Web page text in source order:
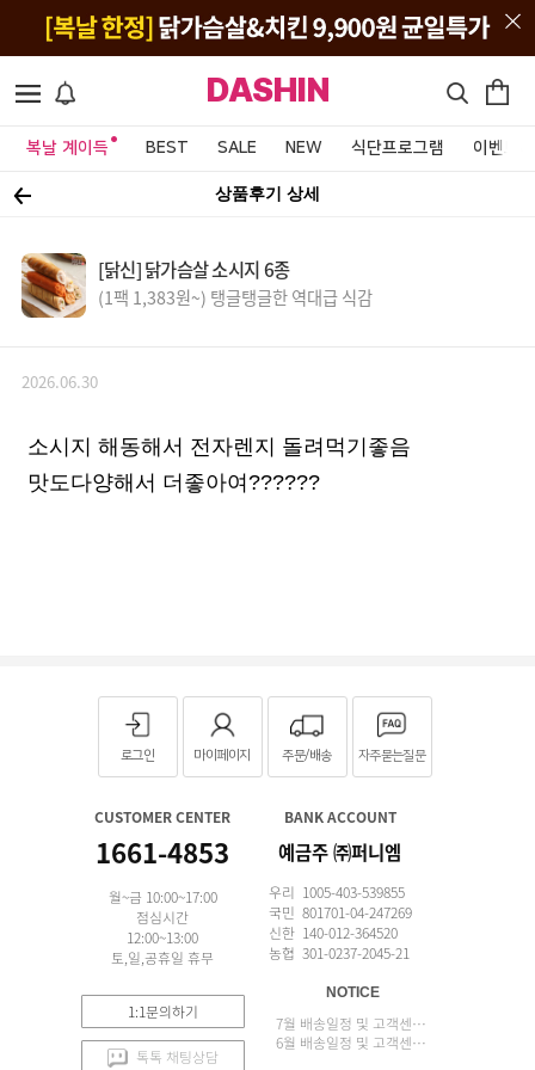
DASHIN
복날 계이득 BEST SALE NEW 식단프로그램 이벤트&
상품후기 상세
[닭신] 닭가슴살 소시지 6종
(1팩 1,383원~) 탱글탱글한 역대급 식감
2026.06.30
소시지 해동해서 전자렌지 돌려먹기좋음
맛도다양해서 더좋아여??????
로그인 마이페이지 주문/배송 자주묻는질문
CUSTOMER CENTER
1661-4853
월~금 10:00~17:00
점심시간
12:00~13:00
토,일,공휴일 휴무
1:1문의하기
톡톡 채팅상담
BANK ACCOUNT
예금주 ㈜퍼니엠
우리 1005-403-539855
국민 801701-04-247269
신한 140-012-364520
농협 301-0237-2045-21
NOTICE
7월 배송일정 및 고객센터 업무 안내
6월 배송일정 및 고객센터 업무 안내